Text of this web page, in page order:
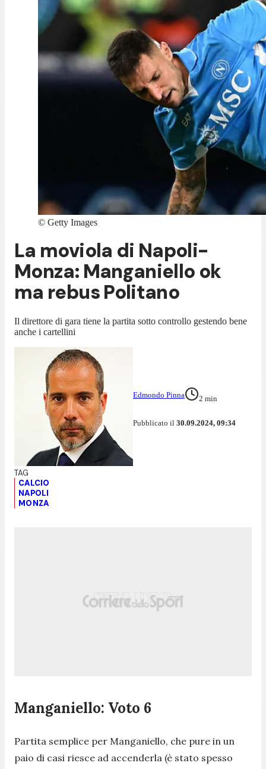
© Getty Images
La moviola di Napoli-
Monza: Manganiello ok
ma rebus Politano
Il direttore di gara tiene la partita sotto controllo gestendo bene
anche i cartellini
Edmondo Pinna 2 min
Pubblicato il 30.09.2024, 09:34
CALCIO
NAPOLI
MONZA
Manganiello: Voto 6
Partita semplice per Manganiello, che pure in un
paio di casi riesce ad accenderla (è stato spesso